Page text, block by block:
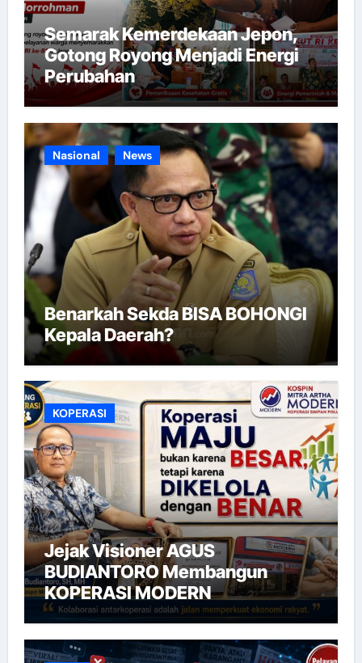
Semarak Kemerdekaan Jepon,
Gotong Royong Menjadi Energi
Perubahan
Nasional News
Benarkah Sekda BISA BOHONGI
Kepala Daerah?
KOPERASI
Jejak Visioner AGUS
BUDIANTORO Membangun
KOPERASI MODERN